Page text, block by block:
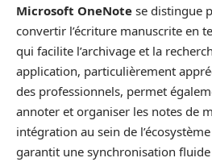
Microsoft OneNote se distingue
convertir l’écriture manuscrite en
qui facilite l’archivage et la
application, particulièrement
des professionnels, permet
annoter et organiser les notes de
intégration au sein de
garantit une synchronisation